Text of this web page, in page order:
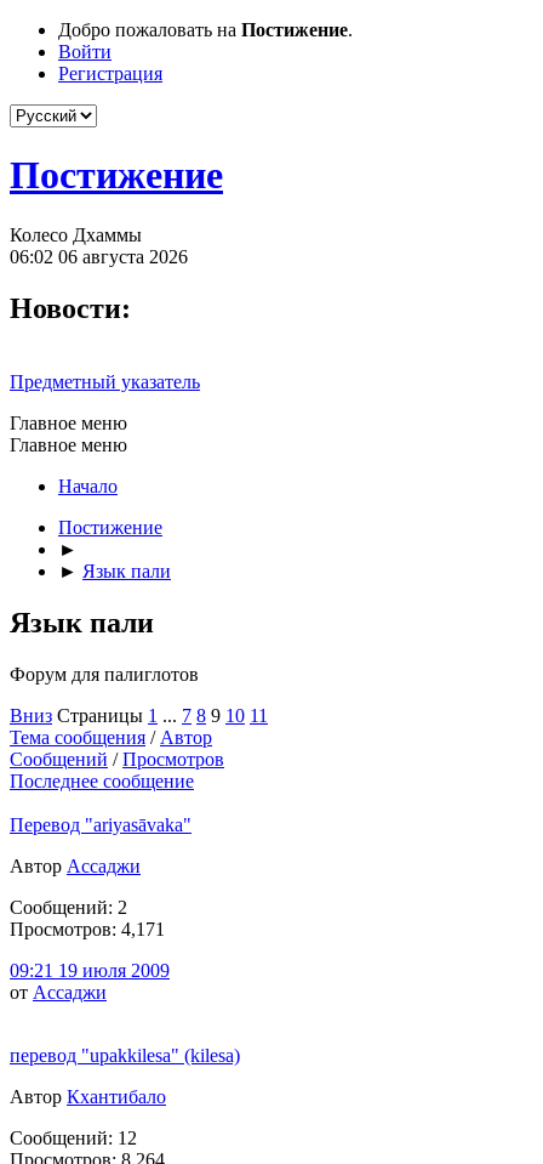
Добро пожаловать на Постижение.
Войти
Регистрация
Постижение
Колесо Дхаммы
06:02 06 августа 2026
Новости:
Предметный указатель
Главное меню
Главное меню
Начало
Постижение
►
► Язык пали
Язык пали
Форум для палиглотов
Вниз Страницы 1 ... 7 8 9 10 11
Тема сообщения / Автор
Сообщений /Просмотров
Последнее сообщение
Перевод "ariyasāvaka"
Автор Ассаджи
Сообщений: 2
Просмотров: 4,171
09:21 19 июля 2009
от Ассаджи
перевод "upakkilesa" (kilesa)
Автор Кхантибало
Сообщений: 12
Просмотров: 8,264